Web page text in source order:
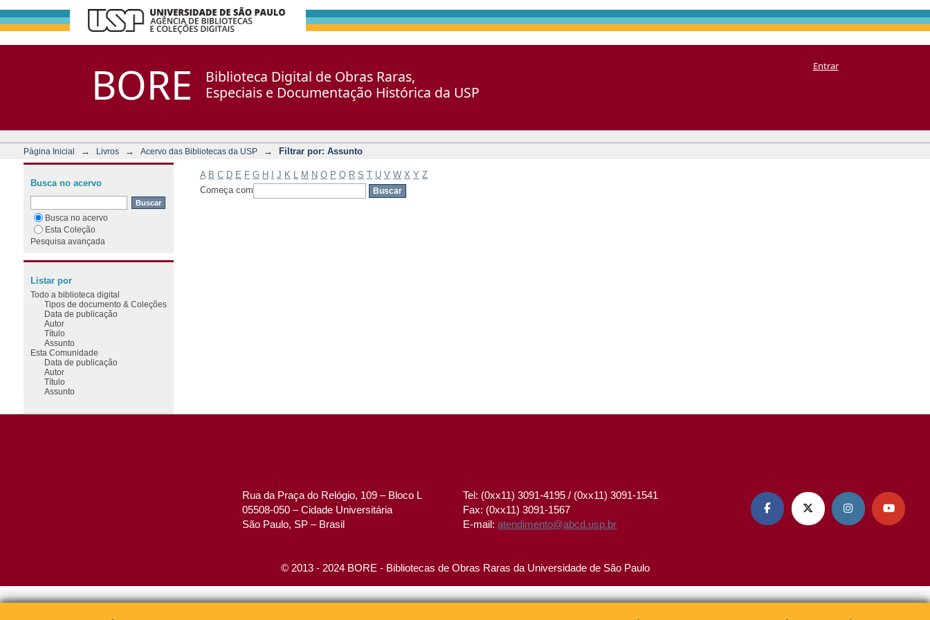
BORE
Biblioteca Digital de Obras Raras,
Especiais e Documentação Histórica da USP
Entrar
Página Inicial → Livros → Acervo das Bibliotecas da USP → Filtrar por: Assunto
A B C D E F G H J K M N O P Q R S T U V W X Y Z
Começa com
Busca no acervo
Busca no acervo
Esta Coleção
Pesquisa avançada
Listar por
Todo a biblioteca digital
Tipos de documento & Coleções
Data de publicação
Autor
Título
Assunto
Esta Comunidade
Data de publicação
Autor
Título
Assunto
Rua da Praça do Relógio, 109 – Bloco L
05508-050 – Cidade Universitária
São Paulo, SP – Brasil
Tel: (0xx11) 3091-4195 / (0xx11) 3091-1541
Fax: (0xx11) 3091-1567
E-mail:atendimento@abcd.usp.br
   
© 2013 - 2024 BORE - Bibliotecas de Obras Raras da Universidade de São Paulo